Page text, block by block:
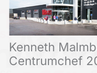
Kenneth
Centrumchef